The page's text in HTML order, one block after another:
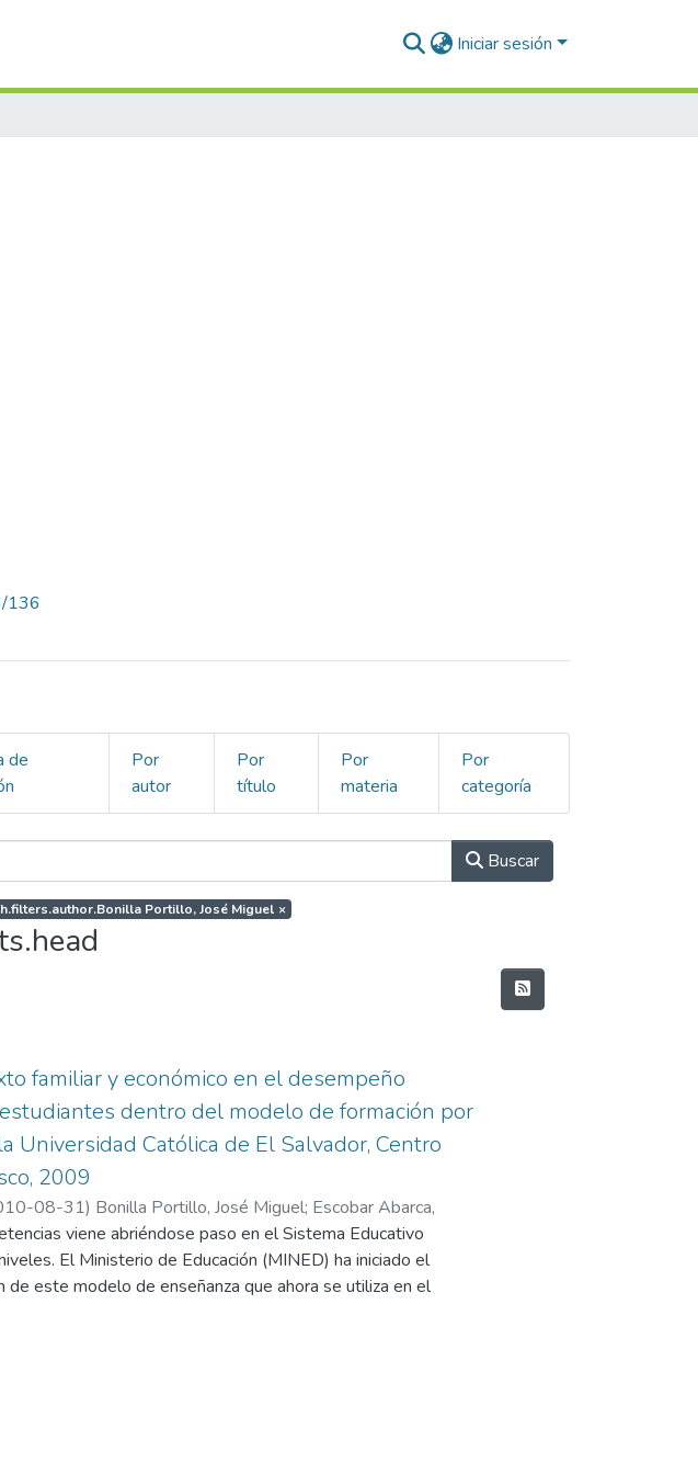
Iniciar sesión
136
de
Por
autor
Por
título
Por
materia
Por
categoría
Buscar
Portillo, José Miguel ×
familiar y económico en el desempeño
dentro del modelo de formación por
Universidad Católica de El Salvador, Centro
2009
08-31) Bonilla Portillo, José Miguel; Escobar Abarca,
viene abriéndose paso en el Sistema Educativo
El Ministerio de Educación (MINED) ha iniciado el
de este modelo de enseñanza que ahora se utiliza en el